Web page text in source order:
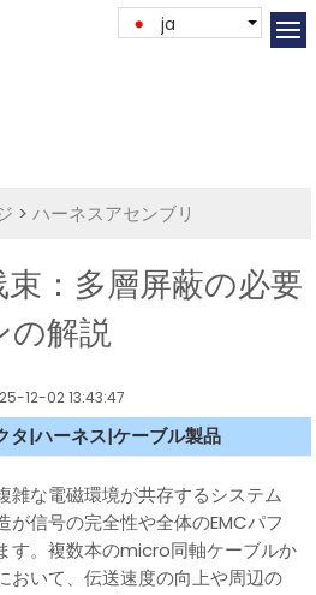
ja
>ハーネスアセンブリ
：多層屏蔽の必要
の解説
12-02 13:43:47
タ|ハーネス|ケーブル製品
雑な電磁環境が共存するシステム
が信号の完全性や全体のEMCパフ
す。複数本のmicro同軸ケーブルか
おいて、伝送速度の向上や周辺の